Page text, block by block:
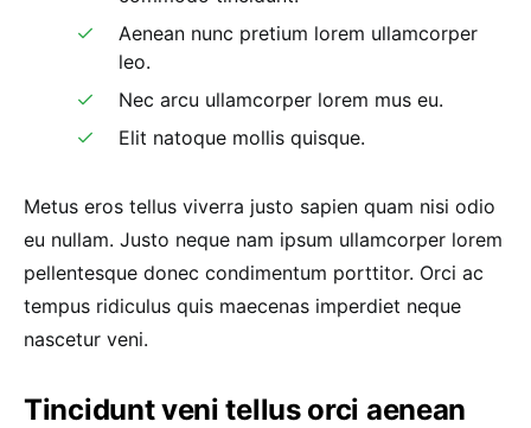
Aenean nunc pretium lorem ullamcorper
leo.
Nec arcu ullamcorper lorem mus eu.
Elit natoque mollis quisque.
Metus eros tellus viverra justo sapien quam nisi odio
eu nullam. Justo neque nam ipsum ullamcorper lorem
pellentesque donec condimentum porttitor. Orci ac
tempus ridiculus quis maecenas imperdiet neque
nascetur veni.
Tincidunt veni tellus orci aenean